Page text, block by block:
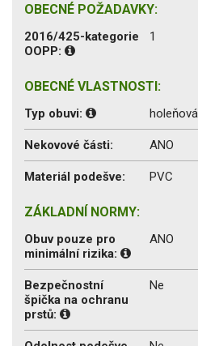
OBECNÉ POŽADAVKY:
2016/425-kategorie
OOPP:
1
OBECNÉ VLASTNOSTI:
Typ obuvi: holeňová
Nekovové části: ANO
Materiál podešve: PVC
ZÁKLADNÍ NORMY:
Obuv pouze pro
minimální rizika:
ANO
Bezpečnostní
špička na ochranu
prstů:
Ne